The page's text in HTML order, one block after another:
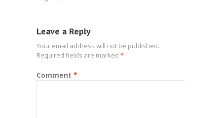
Leave a Reply
Your email address will not be published.
Required fields are marked *
Comment *